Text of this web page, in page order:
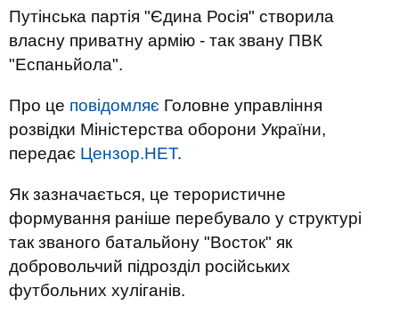
Путінська партія "Єдина Росія" створила
власну приватну армію - так звану ПВК
"Еспаньйола".
Про це повідомляє Головне управління
розвідки Міністерства оборони України,
передає Цензор.НЕТ.
Як зазначається, це терористичне
формування раніше перебувало у структурі
так званого батальйону "Восток" як
добровольчий підрозділ російських
футбольних хуліганів.